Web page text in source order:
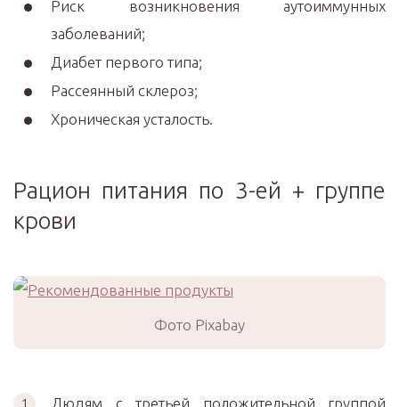
Риск возникновения аутоиммунных
заболеваний;
Диабет первого типа;
Рассеянный склероз;
Хроническая усталость.
Рацион питания по 3-ей + группе
крови
Фото Pixabay
Людям с третьей положительной группой